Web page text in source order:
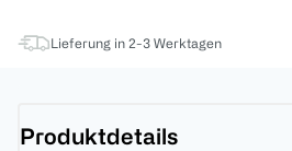
Lieferung in 2-3 Werktagen
Produktdetails